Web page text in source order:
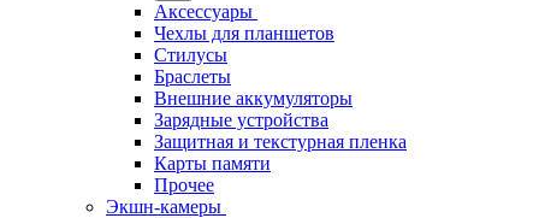
Аксессуары
Чехлы для планшетов
Стилусы
Браслеты
Внешние аккумуляторы
Зарядные устройства
Защитная и текстурная пленка
Карты памяти
Прочее
Экшн-камеры